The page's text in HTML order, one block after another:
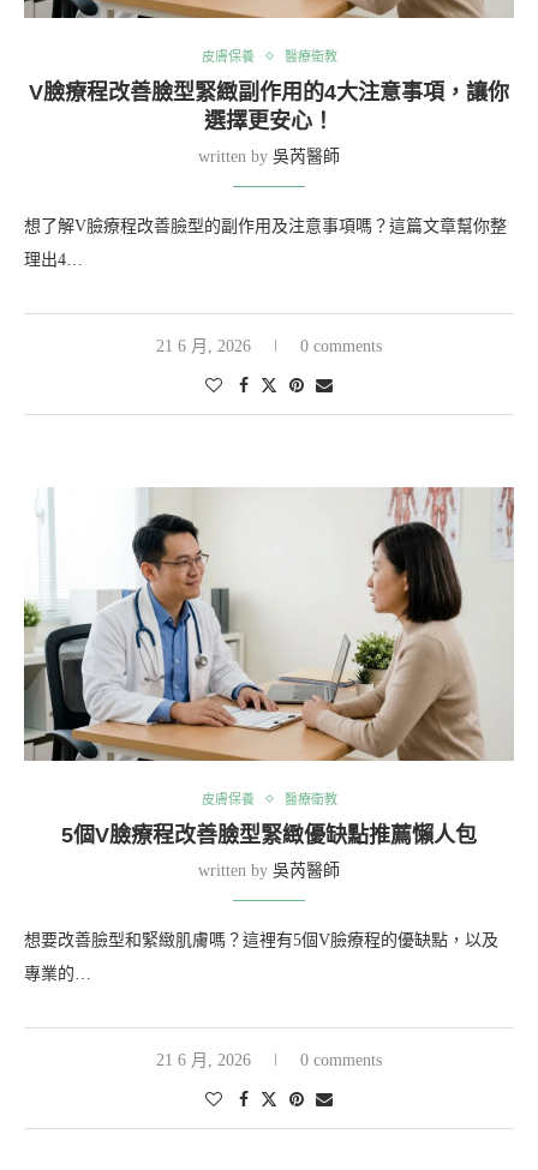
皮膚保養 醫療衛教
V臉療程改善臉型緊緻副作用的4大注意事項，讓你
選擇更安心！
written by 吳芮醫師
想了解V臉療程改善臉型的副作用及注意事項嗎？這篇文章幫你整
理出4…
21 6 月, 2026 0 comments
皮膚保養 醫療衛教
5個V臉療程改善臉型緊緻優缺點推薦懶人包
written by 吳芮醫師
想要改善臉型和緊緻肌膚嗎？這裡有5個V臉療程的優缺點，以及
專業的…
21 6 月, 2026 0 comments